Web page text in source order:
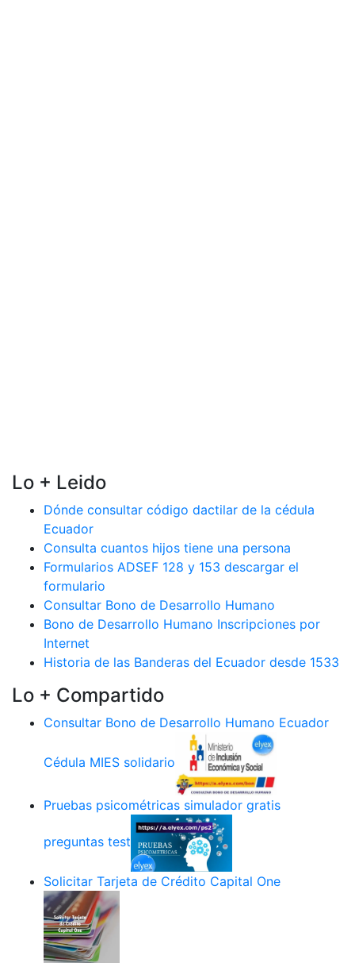
Lo + Leido
Dónde consultar código dactilar de la cédula
Ecuador
Consulta cuantos hijos tiene una persona
Formularios ADSEF 128 y 153 descargar el
formulario
Consultar Bono de Desarrollo Humano
Bono de Desarrollo Humano Inscripciones por
Internet
Historia de las Banderas del Ecuador desde 1533
Lo + Compartido
Consultar Bono de Desarrollo Humano Ecuador
Cédula MIES solidario
Pruebas psicométricas simulador gratis
preguntas test
Solicitar Tarjeta de Crédito Capital One